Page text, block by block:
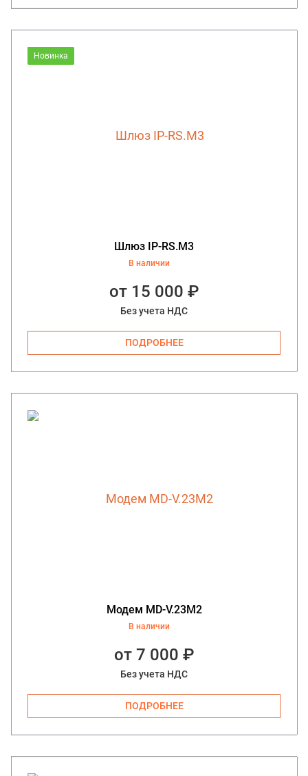
Новинка
Шлюз IP-RS.М3
В наличии
от 15 000 ₽
Без учета НДС
ПОДРОБНЕЕ
Модем MD-V.23M2
В наличии
от 7 000 ₽
Без учета НДС
ПОДРОБНЕЕ